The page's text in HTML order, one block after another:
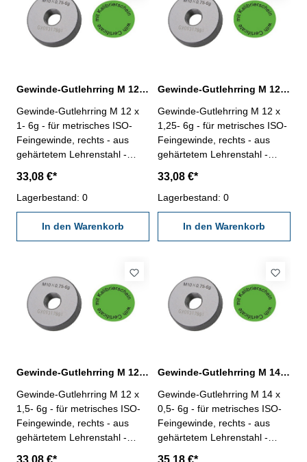
Gewinde-Gutlehrring M 12 x 1- 6g DIN 13
Gewinde-Gutlehrring M 12 x
1- 6g - für metrisches ISO-
Feingewinde, rechts - aus
gehärtetem Lehrenstahl -
Kalibrierschein nach
VDI/VDE/DGQ 2618/4.8
Abmessung: M 12 x 1
33,08 €*
Lagerbestand: 0
In den Warenkorb
Gewinde-Gutlehrring M 12 x 1,25- 6g DIN 13
Gewinde-Gutlehrring M 12 x
1,25- 6g - für metrisches ISO-
Feingewinde, rechts - aus
gehärtetem Lehrenstahl -
Kalibrierschein nach
VDI/VDE/DGQ 2618/4.8
Abmessung: M 12 x 1,25
33,08 €*
Lagerbestand: 0
In den Warenkorb
Gewinde-Gutlehrring M 12 x 1,5- 6g DIN 13
Gewinde-Gutlehrring M 12 x
1,5- 6g - für metrisches ISO-
Feingewinde, rechts - aus
gehärtetem Lehrenstahl -
33,08 €*
Gewinde-Gutlehrring M 14 x 0,5- 6g DIN 13
Gewinde-Gutlehrring M 14 x
0,5- 6g - für metrisches ISO-
Feingewinde, rechts - aus
gehärtetem Lehrenstahl -
35,18 €*